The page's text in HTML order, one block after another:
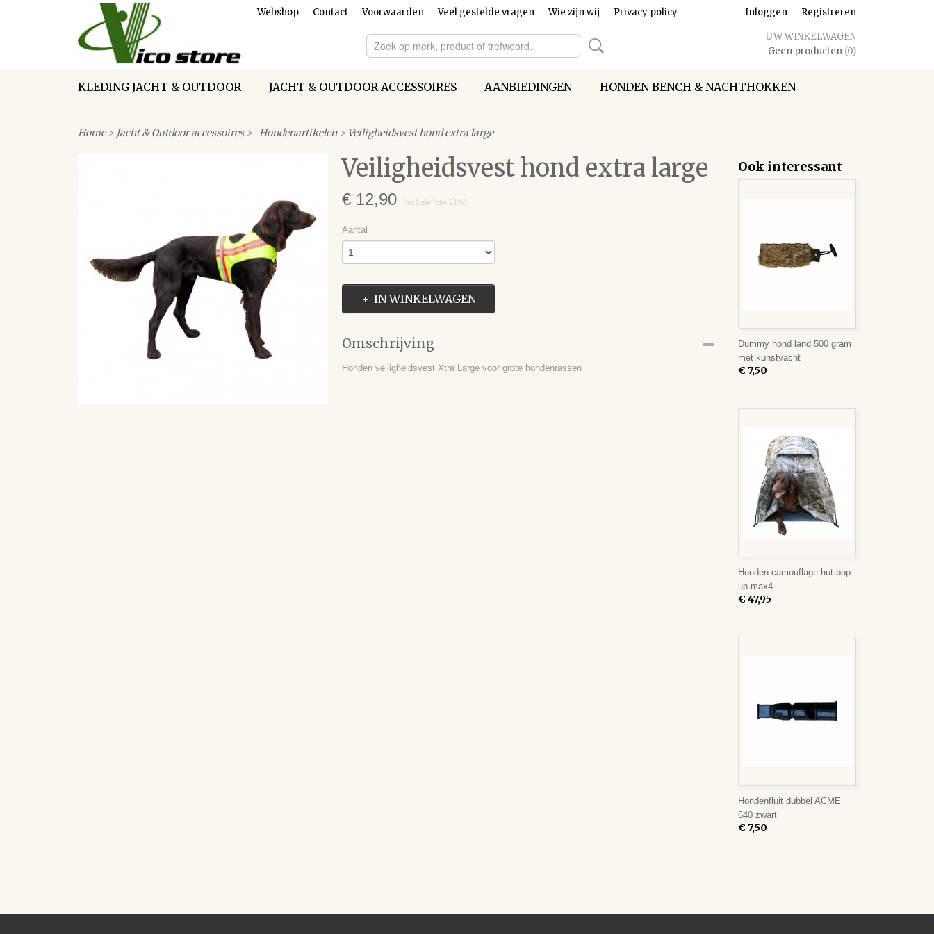
Webshop Contact Voorwaarden Veel gestelde vragen Wie zijn wij Privacy policy Inloggen Registreren
UW WINKELWAGEN
Geen producten (0)
KLEDING JACHT & OUTDOOR JACHT & OUTDOOR ACCESSOIRES AANBIEDINGEN HONDEN BENCH & NACHTHOKKEN
Home> Jacht & Outdoor accessoires> -Hondenartikelen> Veiligheidsvest hond extra large
Veiligheidsvest hond extra large
€ 12,90 (inclusief btw 21%)
Aantal
IN WINKELWAGEN
Omschrijving
Honden veiligheidsvest Xtra Large voor grote hondenrassen
Ook interessant
Dummy hond land 500 gram
met kunstvacht
€ 7,50
Honden camouflage hut pop-
up max4
€ 47,95
Hondenfluit dubbel ACME
640 zwart
€ 7,50